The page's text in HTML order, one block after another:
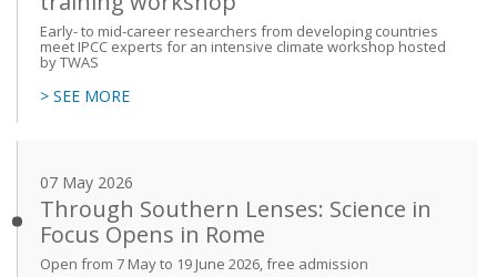
Early- to mid-career researchers from developing countries
meet IPCC experts for an intensive climate workshop hosted
by TWAS
> SEE MORE
07 May 2026
Through Southern Lenses: Science in
Focus Opens in Rome
Open from 7 May to 19 June 2026, free admission